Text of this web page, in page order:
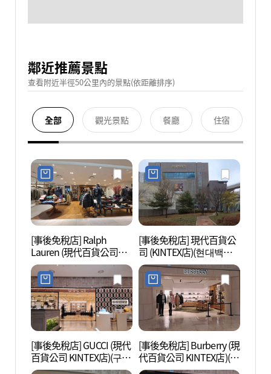
鄰近推薦景點
查看附近半徑50公里內的景點(依距離排序)
全部 觀光景點 餐廳 住宿
[事後免稅店] Ralph
Lauren (現代百貨公司
KINTEX店)(랄프로렌 현대
백화점 킨텍스점)
[事後免稅店] 現代百貨公
司 (KINTEX店)(현대백화
점 킨텍스점)
[事後免稅店] GUCCI (現代
百貨公司 KINTEX店)(구찌
현대백화점 킨텍스점)
[事後免稅店] Burberry (現
代百貨公司 KINTEX店)(버
버리 현대백화점 킨텍스